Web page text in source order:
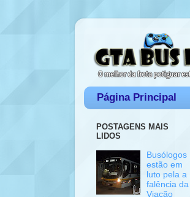
Página Principal
POSTAGENS MAIS
LIDOS
Busólogos
estão em
luto pela a
falência da
Viação